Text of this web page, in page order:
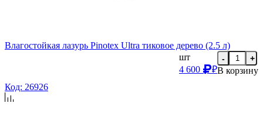
Влагостойкая лазурь Pinotex Ultra тиковое дерево (2.5 л)
шт
4 600
₽
- +
В корзину
Код: 26926